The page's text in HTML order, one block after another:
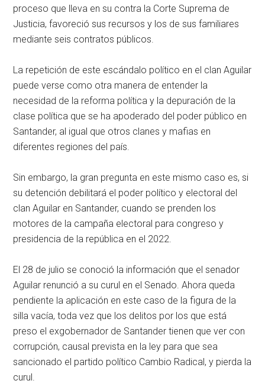
proceso que lleva en su contra la Corte Suprema de
Justicia, favoreció sus recursos y los de sus familiares
mediante seis contratos públicos. ​
La repetición de este escándalo político en el clan Aguilar
puede verse como otra manera de entender la
necesidad de la reforma política y la depuración de la
clase política que se ha apoderado del poder público en
Santander, al igual que otros clanes y mafias en
diferentes regiones del país.
Sin embargo, la gran pregunta en este mismo caso es, si
su detención debilitará el poder político y electoral del
clan Aguilar en Santander, cuando se prenden los
motores de la campaña electoral para congreso y
presidencia de la república en el 2022.
El 28 de julio se conoció la información que el senador
Aguilar renunció a su curul en el Senado. Ahora queda
pendiente la aplicación en este caso de la figura de la
silla vacía, toda vez que los delitos por los que está
preso el exgobernador de Santander tienen que ver con
corrupción, causal prevista en la ley para que sea
sancionado el partido político Cambio Radical, y pierda la
curul.